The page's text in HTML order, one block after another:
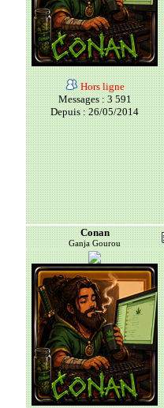
Hors ligne
Messages : 3 591
Depuis : 26/05/2014
Conan
Ganja Gourou